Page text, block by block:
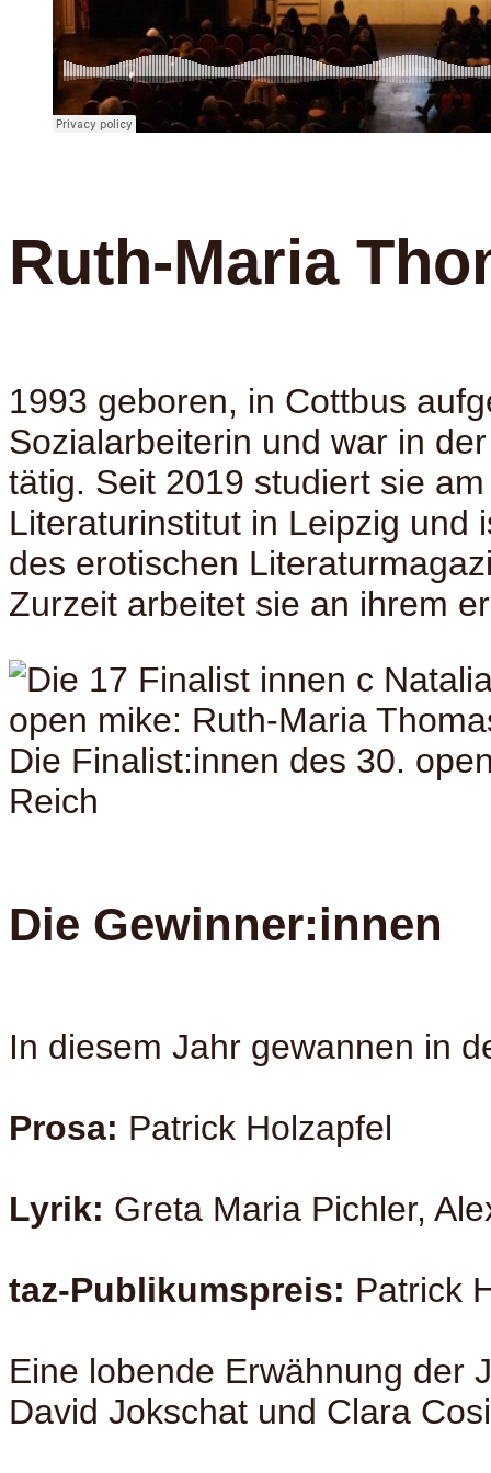
Ruth-Maria
1993 geboren, in Cottbus
Sozialarbeiterin und war in
tätig. Seit 2019 studiert sie
Literaturinstitut in Leipzig und
des erotischen
Zurzeit arbeitet sie an ihrem
Die Finalist:innen des 30.
Reich
Die Gewinner:innen
In diesem Jahr gewannen in
Prosa: Patrick Holzapfel
Lyrik: Greta Maria Pichler,
taz-Publikumspreis: Patrick
Eine lobende Erwähnung der
David Jokschat und Clara